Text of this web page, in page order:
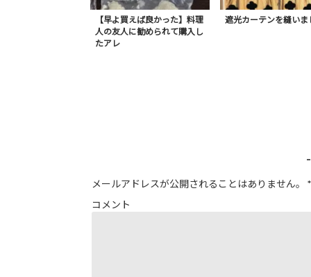
【早よ買えば良かった】料理
人の友人に勧められて購入し
たアレ
遮光カーテンを縫いま
メールアドレスが公開されることはありません。
*
コメント